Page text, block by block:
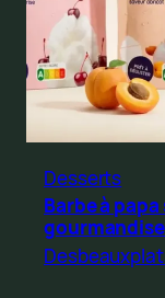
Desserts
Barbe à